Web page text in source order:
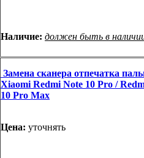
Наличие: должен быть в
Замена сканера отпечатка
Xiaomi Redmi Note 10 Pro /
10 Pro Max
Цена: уточнять